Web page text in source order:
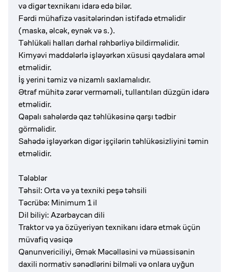
və digər texnikanı idarə edə bilər.
Fərdi mühafizə vasitələrindən istifadə etməlidir
(maska, əlcək, eynək və s.).
Təhlükəli halları dərhal rəhbərliyə bildirməlidir.
Kimyəvi maddələrlə işləyərkən xüsusi qaydalara əməl
etməlidir.
İş yerini təmiz və nizamlı saxlamalıdır.
Ətraf mühitə zərər verməməli, tullantıları düzgün idarə
etməlidir.
Qapalı sahələrdə qaz təhlükəsinə qarşı tədbir
görməlidir.
Sahədə işləyərkən digər işçilərin təhlükəsizliyini təmin
etməlidir.
Tələblər
Təhsil: Orta və ya texniki peşə təhsili
Təcrübə: Minimum 1 il
Dil biliyi: Azərbaycan dili
Traktor və ya özüyeriyən texnikanı idarə etmək üçün
müvafiq vəsiqə
Qanunvericiliyi, Əmək Məcəlləsini və müəssisənin
daxili normativ sənədlərini bilməli və onlara uyğun